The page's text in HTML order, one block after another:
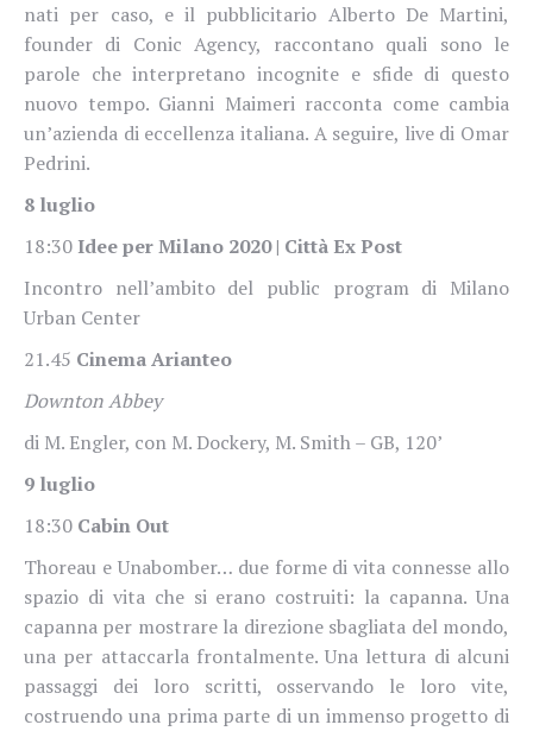
nati per caso, e il pubblicitario Alberto De Martini,
founder di Conic Agency, raccontano quali sono le
parole che interpretano incognite e sfide di questo
nuovo tempo. Gianni Maimeri racconta come cambia
un’azienda di eccellenza italiana. A seguire, live di Omar
Pedrini.
8 luglio
18:30 Idee per Milano 2020 | Città Ex Post
Incontro nell’ambito del public program di Milano
Urban Center
21.45 Cinema Arianteo
Downton Abbey
di M. Engler, con M. Dockery, M. Smith – GB, 120’
9 luglio
18:30 Cabin Out
Thoreau e Unabomber… due forme di vita connesse allo
spazio di vita che si erano costruiti: la capanna. Una
capanna per mostrare la direzione sbagliata del mondo,
una per attaccarla frontalmente. Una lettura di alcuni
passaggi dei loro scritti, osservando le loro vite,
costruendo una prima parte di un immenso progetto di